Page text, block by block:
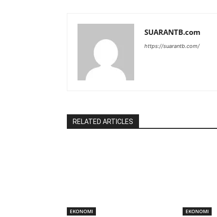
SUARANTB.com
https://suarantb.com/
RELATED ARTICLES
EKONOMI EKONOMI